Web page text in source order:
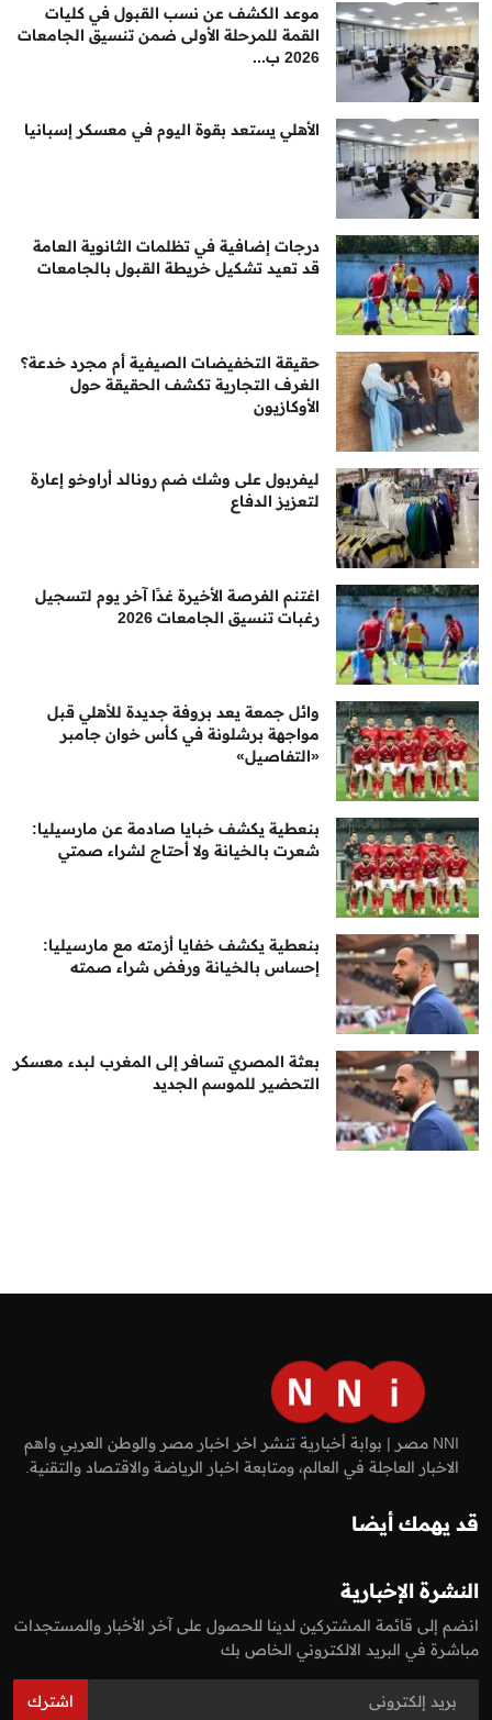
موعد الكشف عن نسب القبول في كليات
القمة للمرحلة الأولى ضمن تنسيق الجامعات
2026 ب...
الأهلي يستعد بقوة اليوم في معسكر إسبانيا
درجات إضافية في تظلمات الثانوية العامة
قد تعيد تشكيل خريطة القبول بالجامعات
حقيقة التخفيضات الصيفية أم مجرد خدعة؟
الغرف التجارية تكشف الحقيقة حول
الأوكازيون
ليفربول على وشك ضم رونالد أراوخو إعارة
لتعزيز الدفاع
اغتنم الفرصة الأخيرة غدًا آخر يوم لتسجيل
رغبات تنسيق الجامعات 2026
وائل جمعة يعد بروفة جديدة للأهلي قبل
مواجهة برشلونة في كأس خوان جامبر
«التفاصيل»
بنعطية يكشف خبايا صادمة عن مارسيليا:
شعرت بالخيانة ولا أحتاج لشراء صمتي
بنعطية يكشف خفايا أزمته مع مارسيليا:
إحساس بالخيانة ورفض شراء صمته
بعثة المصري تسافر إلى المغرب لبدء معسكر
التحضير للموسم الجديد
NNI مصر | بوابة أخبارية تنشر اخر اخبار مصر والوطن العربي واهم
الاخبار العاجلة في العالم، ومتابعة اخبار الرياضة والاقتصاد والتقنية.
قد يهمك أيضا
النشرة الإخبارية
انضم إلى قائمة المشتركين لدينا للحصول على آخر الأخبار والمستجدات
مباشرة في البريد الالكتروني الخاص بك
اشترك